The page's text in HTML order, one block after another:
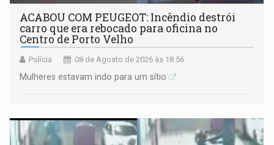
ACABOU COM PEUGEOT: Incêndio destrói
carro que era rebocado para oficina no
Centro de Porto Velho
Polícia 08 de Agosto de 2026 às 18:56
Mulheres estavam indo para um sítio